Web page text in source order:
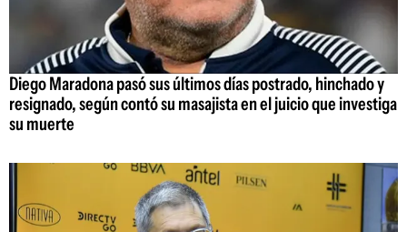
Diego Maradona pasó sus últimos días postrado, hinchado y
resignado, según contó su masajista en el juicio que investiga
su muerte